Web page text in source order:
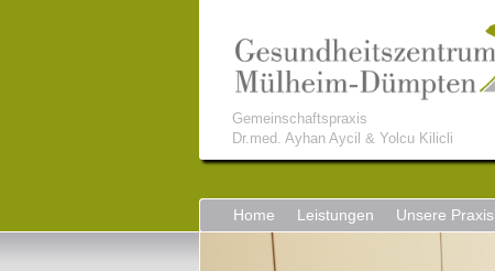
Gemeinschaftspraxis
Dr.med. Ayhan Aycil & Yolcu Kilicli
Home Leistungen Unsere Praxis